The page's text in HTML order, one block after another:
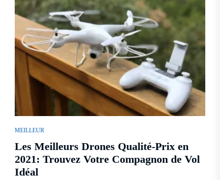
MEILLEUR
Les Meilleurs Drones Qualité-Prix en
2021: Trouvez Votre Compagnon de Vol
Idéal